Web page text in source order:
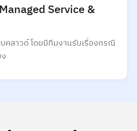
Service &
คลาวด์ โดยมีทีมงานรับเรื่องกรณี